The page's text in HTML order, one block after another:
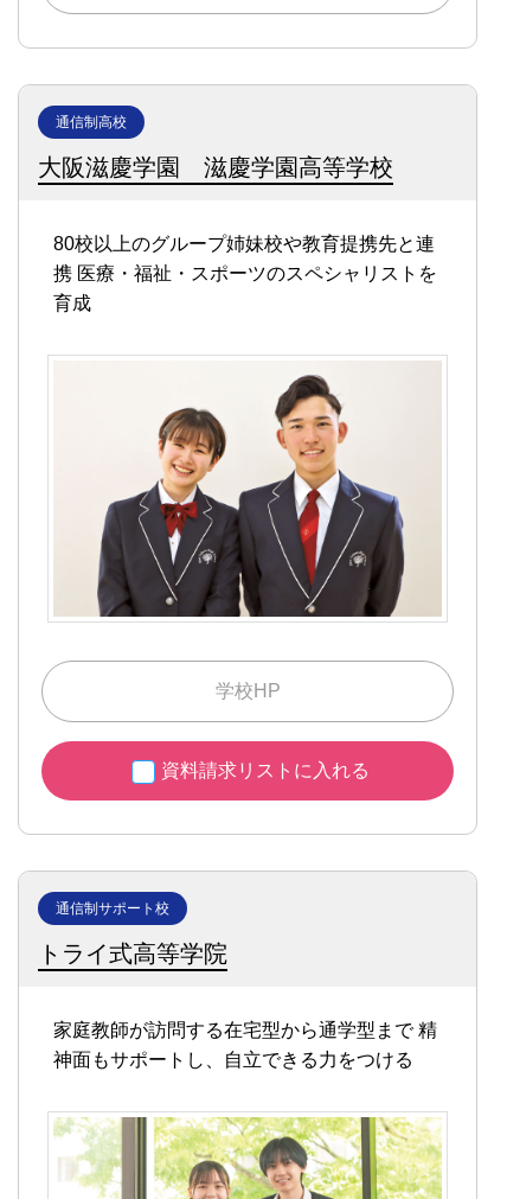
通信制高校
大阪滋慶学園 滋慶学園高等学校
80校以上のグループ姉妹校や教育提携先と連
携 医療・福祉・スポーツのスペシャリストを
育成
学校HP
資料請求リストに入れる
通信制サポート校
トライ式高等学院
家庭教師が訪問する在宅型から通学型まで精
神面もサポートし、自立できる力をつける